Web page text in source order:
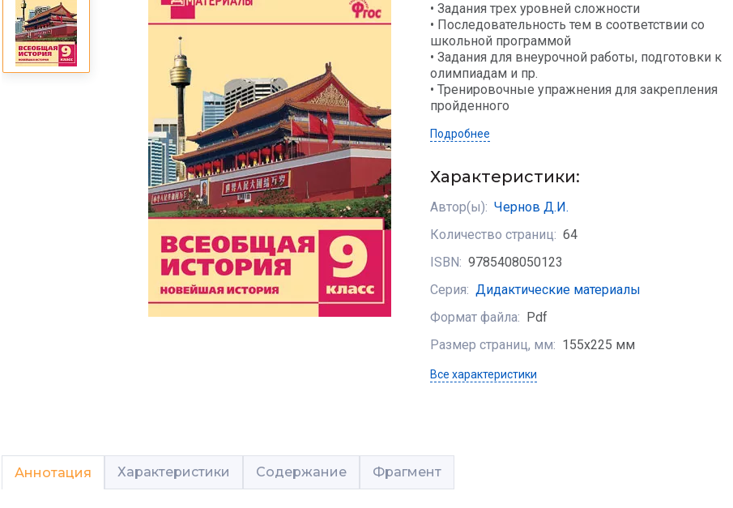
• Задания трех уровней сложности
• Последовательность тем в соответствии со
школьной программой
• Задания для внеурочной работы, подготовки к
олимпиадам и пр.
• Тренировочные упражнения для закрепления
пройденного
Подробнее
Характеристики:
Автор(ы): Чернов Д.И.
Количество страниц: 64
ISBN: 9785408050123
Серия: Дидактические материалы
Формат файла:
Pdf
Размер страниц, мм: 155х225 мм
Все характеристики
Аннотация Характеристики Содержание Фрагмент